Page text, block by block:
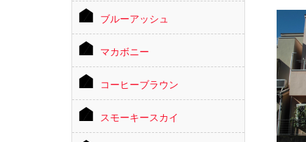
ブルーアッシュ
マカボニー
コーヒーブラウン
スモーキースカイ